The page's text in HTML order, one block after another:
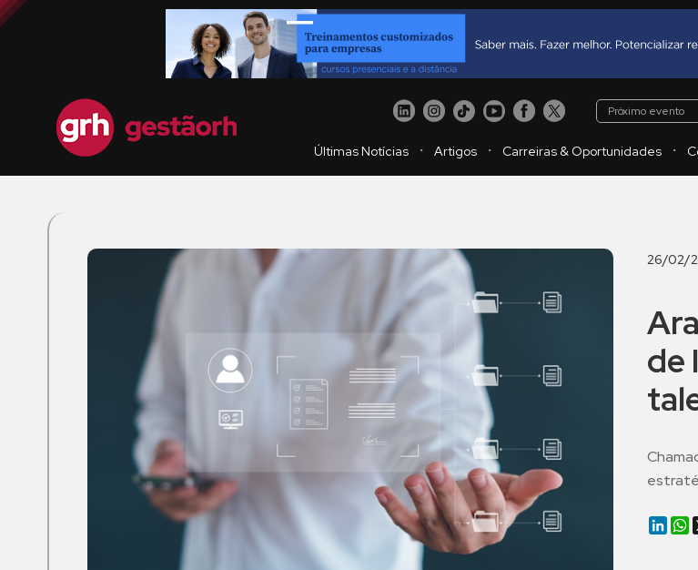
Próximo evento
Últimas Notícias ・ Artigos ・ Carreiras & Oportunidades ・
26/02/
de